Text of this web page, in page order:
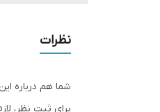
نظرات
شما هم درباره
برای ثبت نظر،